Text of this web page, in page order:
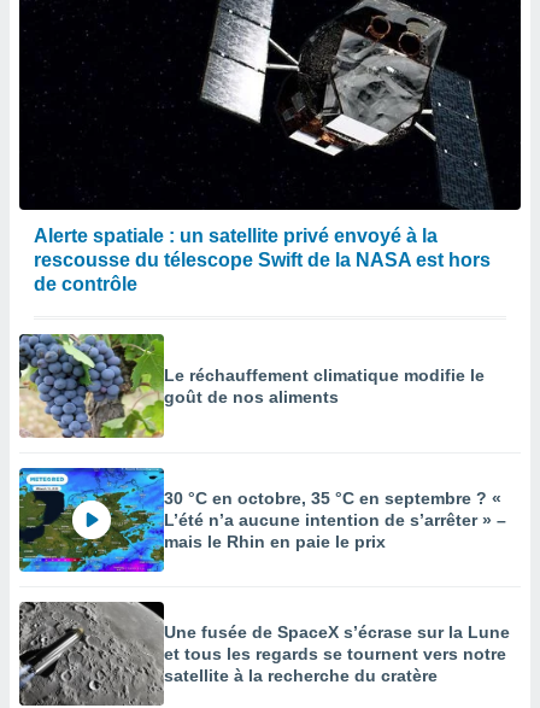
Alerte spatiale : un satellite privé envoyé à la
rescousse du télescope Swift de la NASA est hors
de contrôle
Le réchauffement climatique modifie le
goût de nos aliments
30 °C en octobre, 35 °C en septembre ? «
L’été n’a aucune intention de s’arrêter » –
mais le Rhin en paie le prix
Une fusée de SpaceX s’écrase sur la Lune
et tous les regards se tournent vers notre
satellite à la recherche du cratère